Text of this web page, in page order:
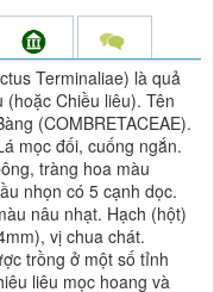
Terminaliae) là quả
Chiều liêu). Tên
(COMBRETACEAE).
mọc đối, cuống ngắn.
tràng hoa màu
nhọn có 5 cạnh dọc.
nâu nhạt. Hạch (hột)
vị chua chát.
trồng ở một số tỉnh
liêu mọc hoang và